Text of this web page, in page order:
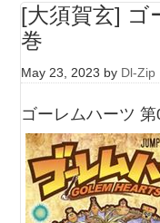
[大須賀玄] ゴ
巻
May 23, 2023 by Dl-Zip
ゴーレムハーツ